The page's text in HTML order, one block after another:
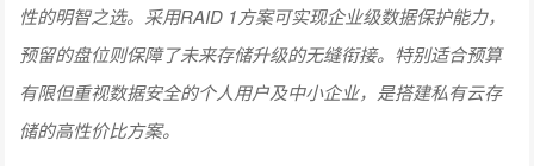
性的明智之选。采用RAID 1方案可实现企业级数据保护能力，
预留的盘位则保障了未来存储升级的无缝衔接。特别适合预算
有限但重视数据安全的个人用户及中小企业，是搭建私有云存
储的高性价比方案。